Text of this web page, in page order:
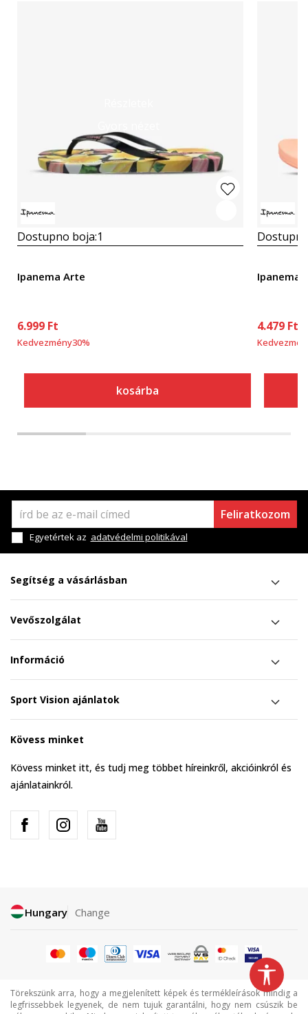
Dostupno boja:1
Ipanema Arte
6.999 Ft
Kedvezmény30%
kosárba
Ipanema
4.479 Ft
Feliratkozom
Egyetértek az adatvédelmi politikával
Segítség a vásárlásban
Vevőszolgálat
Információ
Sport Vision ajánlatok
Kövess minket
Kövess minket itt, és tudj meg többet híreinkről, akcióinkról és
ajánlatainkról.
Hungary Change
Törekszünk arra, hogy a megjelenített képek és termékleírások mindig a
legfrissebbek legyenek, de nem tujuk garantálni, hogy nem csúszik be